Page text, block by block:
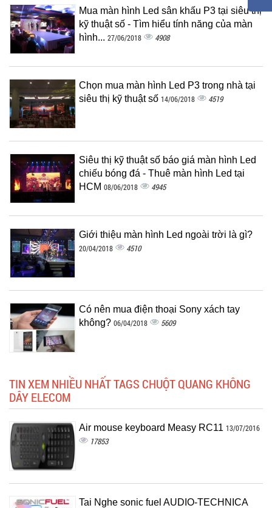
Mua màn hình Led sân khấu P3 tại siêu thị
kỹ thuật số - Tìm hiểu tính năng của màn
hình... 27/06/2018 4908
Chọn mua màn hình Led P3 trong nhà tại
siêu thị kỹ thuật số 14/06/2018 4519
Siêu thị kỹ thuật số báo giá màn hình Led
chiếu bóng đá - Thuê màn hình Led tại
HCM 08/06/2018 4945
Giới thiệu màn hình Led ngoài trời là gì?
20/04/2018 4510
Có nên mua điện thoại Sony xách tay
không? 06/04/2018 5609
TIN XEM NHIỀU NHẤT TAGS CHUỘT QUANG KHÔNG
DÂY ELECOM
Air mouse keyboard Measy RC11 13/07/2016
17853
Tai Nghe sonic fuel AUDIO-TECHNICA